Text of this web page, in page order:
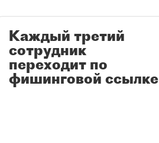
Каждый третий
сотрудник
переходит по
фишинговой ссылке